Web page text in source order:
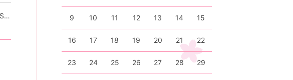
講演会のご案内「にんしんSOSの活動をとおして伝えたいこと」森川身江子さん（にんしんSOS広島） 9 10 11 12 13 14 15
16 17 18 19 20 21 22
23 24 25 26 27 28 29